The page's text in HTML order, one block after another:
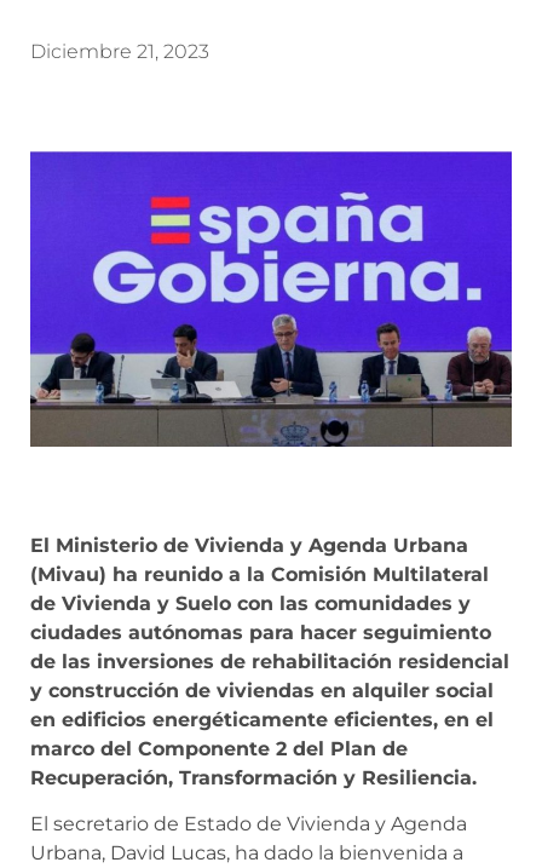
Diciembre 21, 2023
El Ministerio de Vivienda y Agenda Urbana
(Mivau) ha reunido a la Comisión Multilateral
de Vivienda y Suelo con las comunidades y
ciudades autónomas para hacer seguimiento
de las inversiones de rehabilitación residencial
y construcción de viviendas en alquiler social
en edificios energéticamente eficientes, en el
marco del Componente 2 del Plan de
Recuperación, Transformación y Resiliencia.
El secretario de Estado de Vivienda y Agenda
Urbana, David Lucas, ha dado la bienvenida a